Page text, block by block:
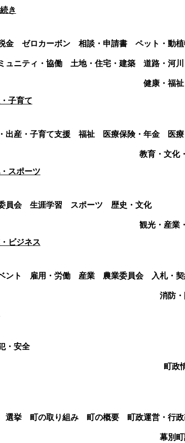
き
金 ゼロカーボン 相談・申請書 ペット・動
ュニティ・協働
土地・住宅・建築
道路・河
健康・福
子育て
出産・子育て支援 福祉 医療保険・年金 医
教育・文化
スポーツ
員会 生涯学習 スポーツ
歴史・文化
観光・産業
ビジネス
ント 雇用・労働 産業 農業委員会
入札・
消防
・安全
町政
選挙 町の取り組み 町の概要 町政運営・行
幕別